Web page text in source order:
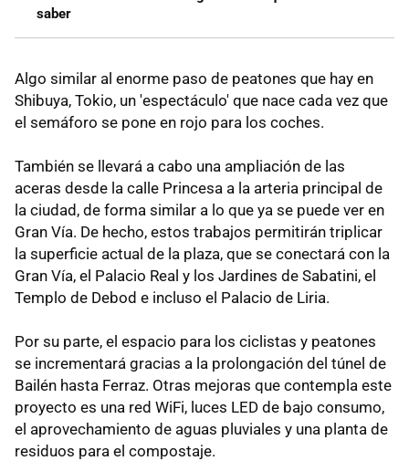
saber
Algo similar al enorme paso de peatones que hay en
Shibuya, Tokio, un 'espectáculo' que nace cada vez que
el semáforo se pone en rojo para los coches.
También se llevará a cabo una ampliación de las
aceras desde la calle Princesa a la arteria principal de
la ciudad, de forma similar a lo que ya se puede ver en
Gran Vía. De hecho, estos trabajos permitirán triplicar
la superficie actual de la plaza, que se conectará con la
Gran Vía, el Palacio Real y los Jardines de Sabatini, el
Templo de Debod e incluso el Palacio de Liria.
Por su parte, el espacio para los ciclistas y peatones
se incrementará gracias a la prolongación del túnel de
Bailén hasta Ferraz. Otras mejoras que contempla este
proyecto es una red WiFi, luces LED de bajo consumo,
el aprovechamiento de aguas pluviales y una planta de
residuos para el compostaje.